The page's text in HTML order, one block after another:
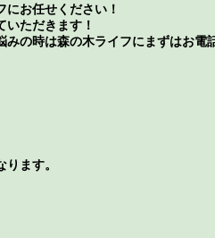
お任せください！
ただきます！
の時は森の木ライフにまずはお電
ます。